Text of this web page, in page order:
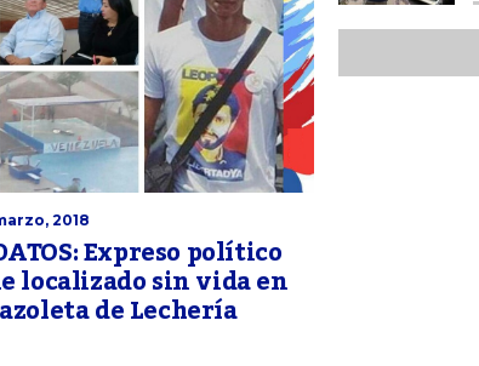
2018
Expreso político
localizado sin vida en
de Lechería